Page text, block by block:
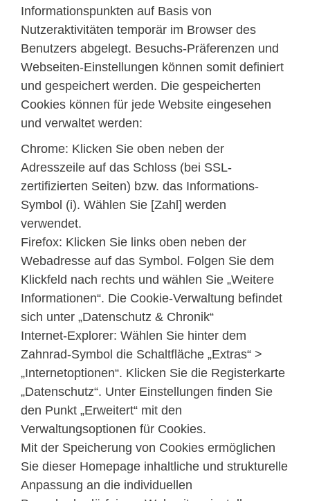
Informationspunkten auf Basis von
Nutzeraktivitäten temporär im Browser des
Benutzers abgelegt. Besuchs-Präferenzen und
Webseiten-Einstellungen können somit definiert
und gespeichert werden. Die gespeicherten
Cookies können für jede Website eingesehen
und verwaltet werden:
Chrome: Klicken Sie oben neben der
Adresszeile auf das Schloss (bei SSL-
zertifizierten Seiten) bzw. das Informations-
Symbol (i). Wählen Sie [Zahl] werden
verwendet.
Firefox: Klicken Sie links oben neben der
Webadresse auf das Symbol. Folgen Sie dem
Klickfeld nach rechts und wählen Sie „Weitere
Informationen“. Die Cookie-Verwaltung befindet
sich unter „Datenschutz & Chronik“
Internet-Explorer: Wählen Sie hinter dem
Zahnrad-Symbol die Schaltfläche „Extras“ >
„Internetoptionen“. Klicken Sie die Registerkarte
„Datenschutz“. Unter Einstellungen finden Sie
den Punkt „Erweitert“ mit den
Verwaltungsoptionen für Cookies.
Mit der Speicherung von Cookies ermöglichen
Sie dieser Homepage inhaltliche und strukturelle
Anpassung an die individuellen